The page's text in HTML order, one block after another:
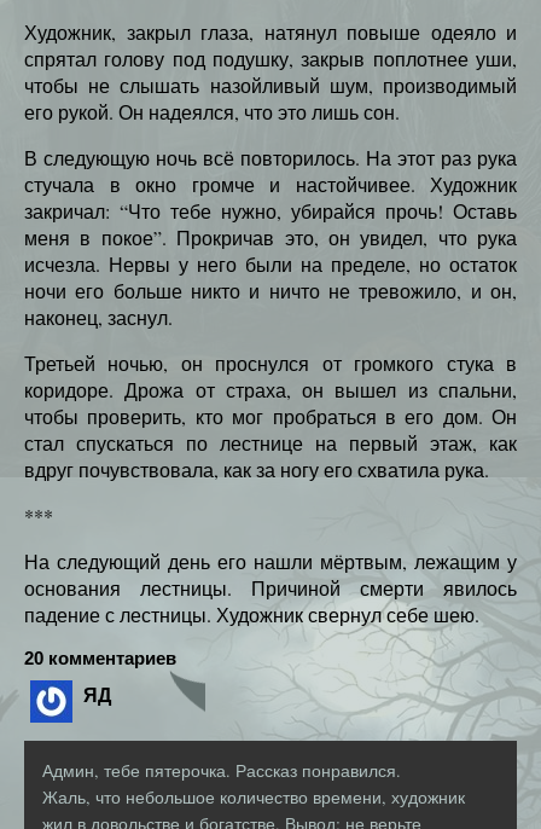
Художник, закрыл глаза, натянул повыше одеяло и
спрятал голову под подушку, закрыв поплотнее уши,
чтобы не слышать назойливый шум, производимый
его рукой. Он надеялся, что это лишь сон.
В следующую ночь всё повторилось. На этот раз рука
стучала в окно громче и настойчивее. Художник
закричал: “Что тебе нужно, убирайся прочь! Оставь
меня в покое”. Прокричав это, он увидел, что рука
исчезла. Нервы у него были на пределе, но остаток
ночи его больше никто и ничто не тревожило, и он,
наконец, заснул.
Третьей ночью, он проснулся от громкого стука в
коридоре. Дрожа от страха, он вышел из спальни,
чтобы проверить, кто мог пробраться в его дом. Он
стал спускаться по лестнице на первый этаж, как
вдруг почувствовала, как за ногу его схватила рука.
***
На следующий день его нашли мёртвым, лежащим у
основания лестницы. Причиной смерти явилось
падение с лестницы. Художник свернул себе шею.
20 комментариев
ЯД
Админ, тебе пятерочка. Рассказ понравился.
Жаль, что небольшое количество времени, художник
жил в довольстве и богатстве. Вывод: не верьте